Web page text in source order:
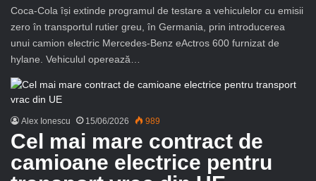
Coca-Cola își extinde programul de testare a vehiculelor cu emisii
zero în transportul rutier greu, în Germania, prin introducerea
unui camion electric Mercedes-Benz eActros 600 furnizat de
hylane. Vehiculul operează…
Alex Ionescu 15/06/2026 989
Cel mai mare contract de
camioane electrice pentru